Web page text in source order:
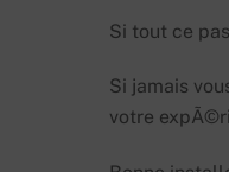
Si tout ce
Si jamais
votre